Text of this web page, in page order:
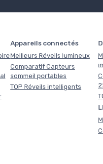
Appareils connectés
Meilleurs Réveils lumineux
Comparatif Capteurs
sommeil portables
TOP Réveils intelligents